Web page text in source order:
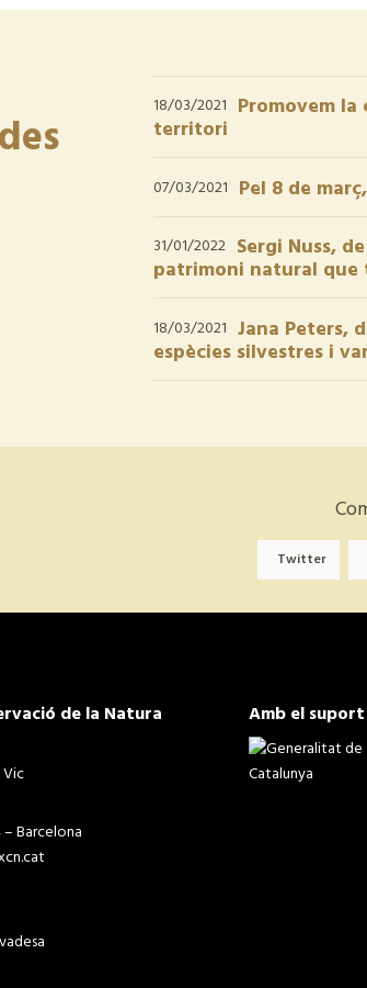
18/03/2021 Promovem
territori
07/03/2021 Pel 8 de
31/01/2022 Sergi Nuss,
patrimoni natural que
18/03/2021 Jana Peters,
espècies silvestres i
Twitter
de la Natura
Barcelona
Amb el